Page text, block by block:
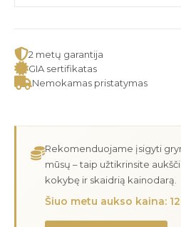
2 metų garantija
GIA sertifikatas
Nemokamas pristatymas
Rekomenduojame įsigyti
mūsų – taip užtikrinsite
kokybę ir skaidrią kainodarą.
Šiuo metu aukso kaina: